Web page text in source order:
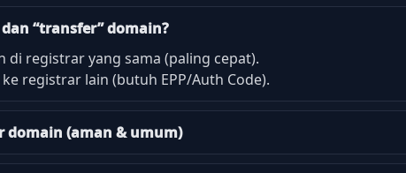
“transfer” domain?
di registrar yang sama (paling cepat).
registrar lain (butuh EPP/Auth Code).
domain (aman & umum)